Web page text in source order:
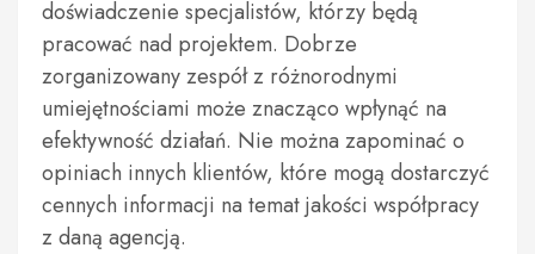
doświadczenie specjalistów, którzy będą
pracować nad projektem. Dobrze
zorganizowany zespół z różnorodnymi
umiejętnościami może znacząco wpłynąć na
efektywność działań. Nie można zapominać o
opiniach innych klientów, które mogą dostarczyć
cennych informacji na temat jakości współpracy
z daną agencją.